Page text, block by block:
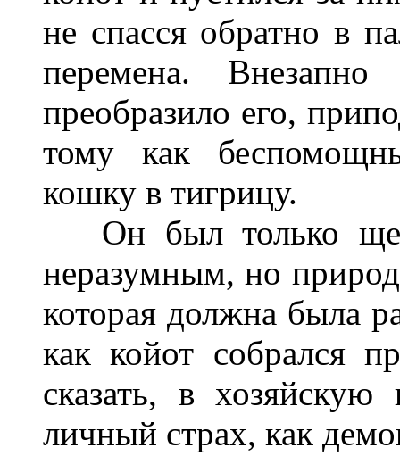
не спасся обратно в
перемена.
преобразило его,
тому как
кошку в тигрицу.
Он был только
неразумным, но
которая должна была
как койот собрался
сказать, в
личный страх, как